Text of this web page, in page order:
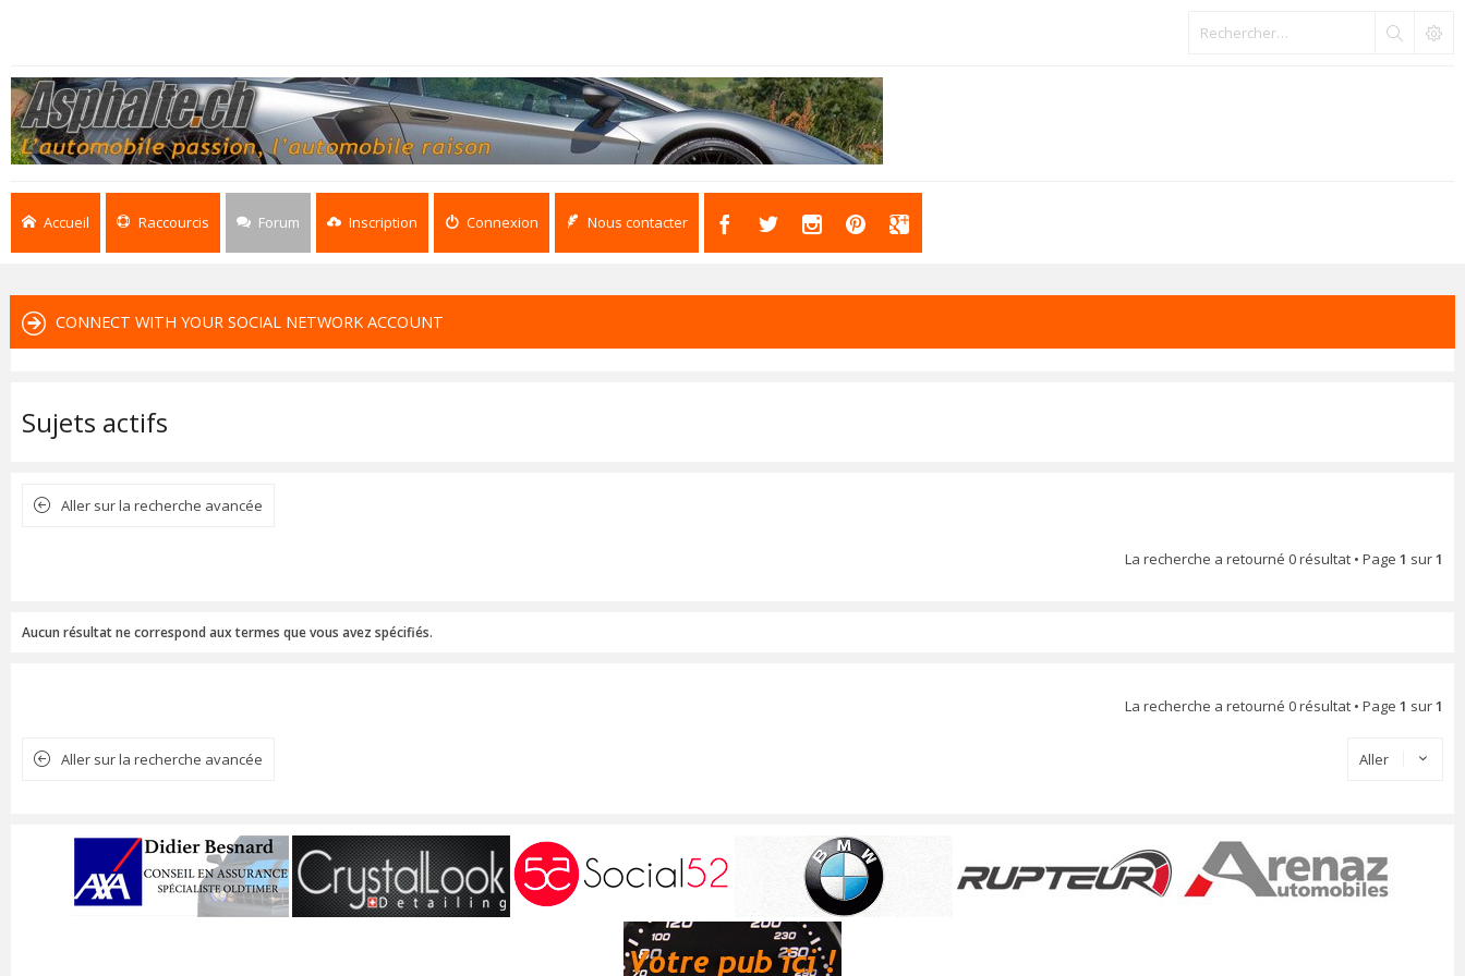
Accueil Raccourcis Forum Inscription Connexion Nous contacter
CONNECT WITH YOUR SOCIAL NETWORK ACCOUNT
Sujets actifs
Aller sur la recherche avancée
La recherche a retourné 0 résultat • Page 1 sur1
Aucun résultat ne correspond aux termes que vous avez spécifiés.
La recherche a retourné 0 résultat • Page 1 sur1
Aller sur la recherche avancée Aller